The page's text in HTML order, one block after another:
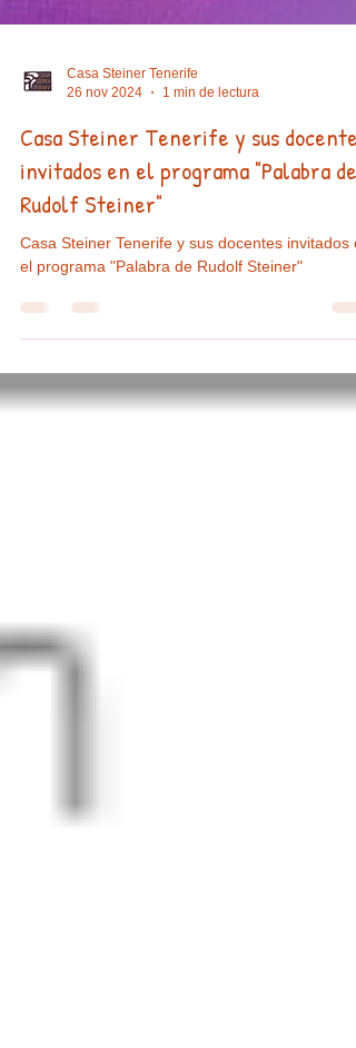
Casa Steiner Tenerife y sus docentes
invitados en el programa "Palabra de
Rudolf Steiner"
Casa Steiner Tenerife y sus docentes invitados